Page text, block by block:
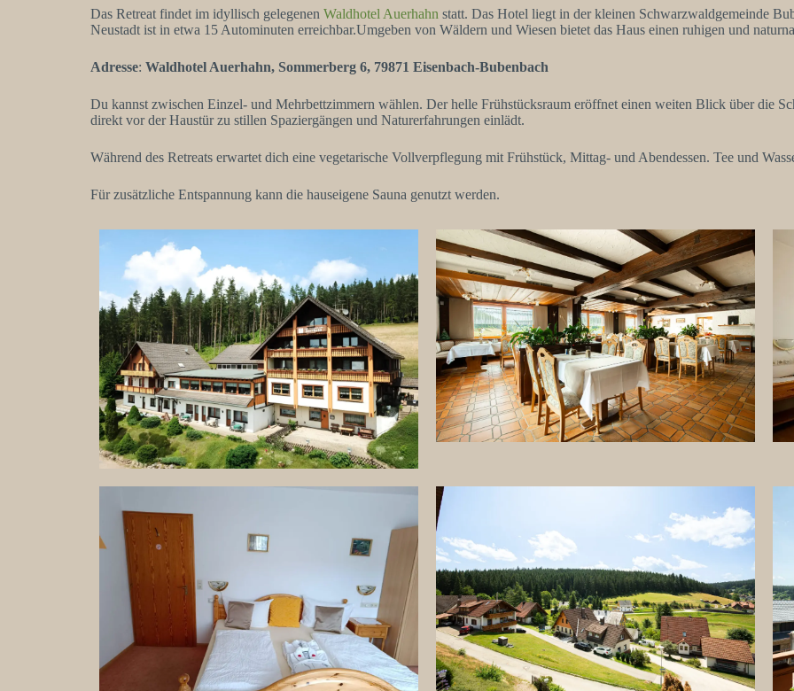
Das Retreat findet im idyllisch gelegenen Waldhotel Auerhahn statt. Das Hotel liegt in der kleinen Schwarzwaldgemeinde
Neustadt ist in etwa 15 Autominuten erreichbar.Umgeben von Wäldern und Wiesen bietet das Haus einen ruhigen und
Adresse: Waldhotel Auerhahn, Sommerberg 6, 79871 Eisenbach-Bubenbach
Du kannst zwischen Einzel- und Mehrbettzimmern wählen. Der helle Frühstücksraum eröffnet einen weiten Blick über die
direkt vor der Haustür zu stillen Spaziergängen und Naturerfahrungen einlädt.
Während des Retreats erwartet dich eine vegetarische Vollverpflegung mit Frühstück, Mittag- und Abendessen. Tee und
Für zusätzliche Entspannung kann die hauseigene Sauna genutzt werden.